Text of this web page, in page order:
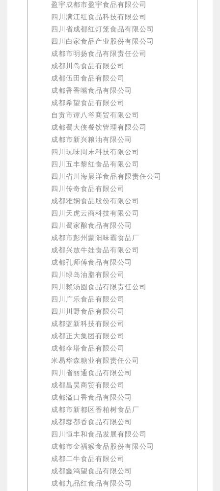
盈宇成都市盈宇食品有限公司
四川满江红食品科技有限公司
四川省成都红灯笼食品有限公司
四川白家食品产业股份有限公司
成都市明扬食品有限责任公司
成都川岛食品有限公司
成都伍田食品有限公司
成都香香嘴食品有限公司
成都希望食品有限公司
自贡市谭八爷商贸有限公司
成都蜀大侠餐饮管理有限公司
成都市新兴粮油有限公司
四川玩味周末科技有限公司
四川五丰黎红食品有限公司
四川省川海晨洋食品有限责任公司
四川传奇食品有限公司
成都雅娴食品股份有限公司
四川天虎云商科技有限公司
四川蜀家酿食品有限公司
成都市彭州蒙阳味霸食品厂
成都兴放牛娃食品有限公司
成都孔师傅食品有限公司
四川绿岛油脂有限公司
四川赖汤圆食品有限责任公司
四川广乐食品有限公司
四川川野食品有限公司
成都蓝新科技有限公司
成都正大集团有限公司
成都伞塔食品有限公司
米易华森糖业有限责任公司
四川省丽通食品有限公司
成都昌昊商贸有限公司
成都溢口香食品有限公司
成都市新都区香柏树食品厂
成都蓉都香食品有限公司
四川恒丰和食品发展有限公司
成都市金福猴食品股份有限公司
成都二牛食品有限公司
成都鑫鸿望食品有限公司
成都九品红食品有限公司